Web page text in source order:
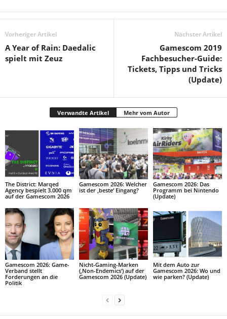
Vorheriger Artikel
A Year of Rain: Daedalic
spielt mit Zeuz
Nächster Artikel
Gamescom 2019
Fachbesucher-Guide:
Tickets, Tipps und Tricks
(Update)
Verwandte Artikel Mehr vom Autor
The District: Marqed
Agency bespielt 3.000 qm
auf der Gamescom 2026
Gamescom 2026: Welcher
ist der ‚beste‘ Eingang?
Gamescom 2026: Das
Programm bei Nintendo
(Update)
Gamescom 2026: Game-
Verband stellt
Forderungen an die
Politik
Nicht-Gaming-Marken
(‚Non-Endemics‘) auf der
Gamescom 2026 (Update)
Mit dem Auto zur
Gamescom 2026: Wo und
wie parken? (Update)